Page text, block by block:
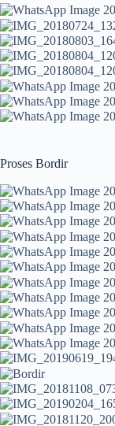
Proses Bordir